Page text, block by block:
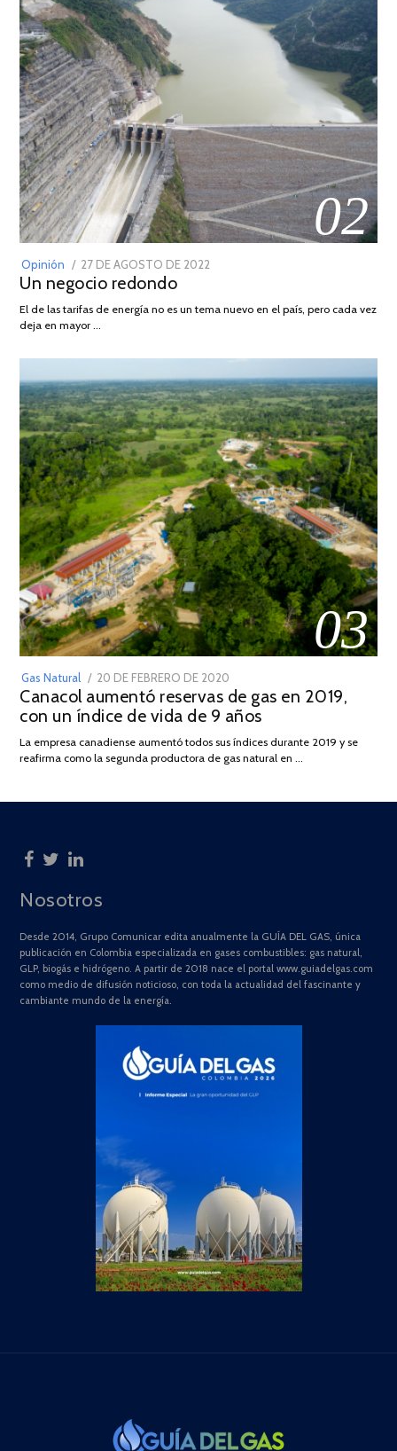
02
Opinión
POSTED
ON
27 DE AGOSTO DE 2022
DE
Un negocio redondo
El de las tarifas de energía no es un tema nuevo en el país, pero cada vez
deja en mayor …
03
Gas Natural
POSTED
ON
20 DE FEBRERO DE 2020
DE
JULIO
2025
Canacol aumentó reservas de gas en 2019,
con un índice de vida de 9 años
La empresa canadiense aumentó todos sus índices durante 2019 y se
reafirma como la segunda productora de gas natural en …
Nosotros
Desde 2014, Grupo Comunicar edita anualmente la GUÍA DEL GAS, única
publicación en Colombia especializada en gases combustibles: gas natural,
GLP, biogás e hidrógeno. A partir de 2018 nace el portal www.guiadelgas.com
como medio de difusión noticioso, con toda la actualidad del fascinante y
cambiante mundo de la energía.